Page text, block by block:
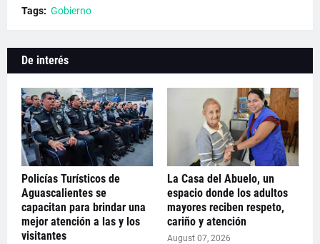
Tags: Gobierno
De interés
Policías Turísticos de
Aguascalientes se
capacitan para brindar una
mejor atención a las y los
visitantes
La Casa del Abuelo, un
espacio donde los adultos
mayores reciben respeto,
cariño y atención
August 07, 2026